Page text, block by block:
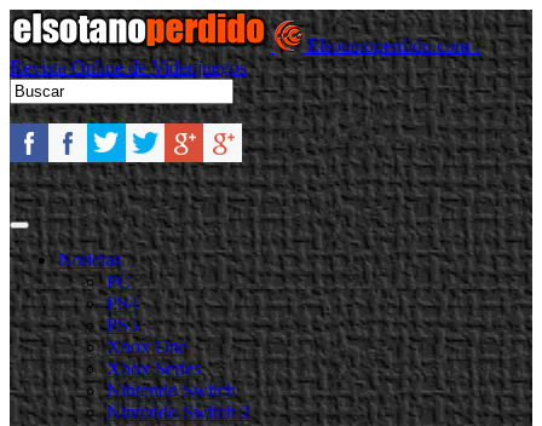
Elsotanoperdido.com -
Revista Online de Videojuegos
Noticias
PC
PS4
PS5
Xbox One
Xbox Series
Nintendo Switch
Nintendo Switch 2